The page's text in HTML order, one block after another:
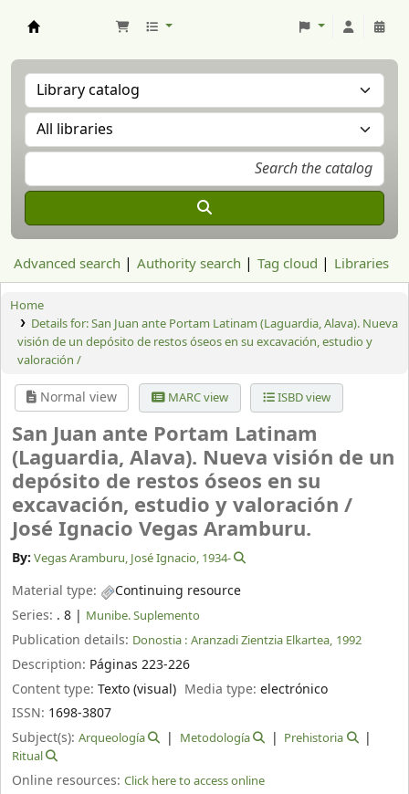
Advanced search Authority search Tag cloud Libraries
Home
Details for:San Juan ante Portam Latinam (Laguardia, Alava). Nueva
visión de un depósito de restos óseos en su excavación, estudio y
valoración /
Normal view MARC view ISBD view
San Juan ante Portam Latinam
(Laguardia, Alava). Nueva visión de un
depósito de restos óseos en su
excavación, estudio y valoración /
José Ignacio Vegas Aramburu.
By: Vegas Aramburu, José Ignacio, 1934-
Material type:
Continuing resource
Series: . 8 | Munibe. Suplemento
Publication details: Donostia : Aranzadi Zientzia Elkartea, 1992
Description: Páginas 223-226
Content type: Texto (visual) Media type:electrónico
ISSN: 1698-3807
Subject(s): Arqueología Metodología
Prehistoria
Ritual
Online resources: Click here to access online